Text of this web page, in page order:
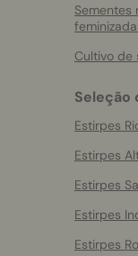
Sementes
Cultivo de
Seleção
Estirpes
Estirpes
Estirpes
Estirpes
Estirpes